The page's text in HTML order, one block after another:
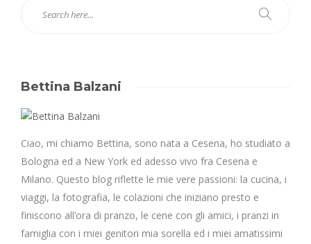
Bettina Balzani
Ciao, mi chiamo Bettina, sono nata a Cesena, ho studiato a
Bologna ed a New York ed adesso vivo fra Cesena e
Milano. Questo blog riflette le mie vere passioni: la cucina, i
viaggi, la fotografia, le colazioni che iniziano presto e
finiscono all’ora di pranzo, le cene con gli amici, i pranzi in
famiglia con i miei genitori mia sorella ed i miei amatissimi